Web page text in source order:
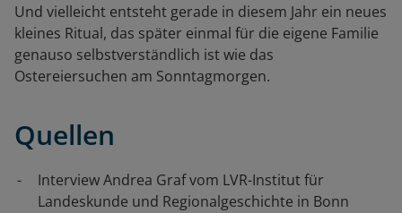
Und vielleicht entsteht gerade in diesem Jahr ein neues
kleines Ritual, das später einmal für die eigene Familie
genauso selbstverständlich ist wie das
Ostereiersuchen am Sonntagmorgen.
Quellen
Interview Andrea Graf vom LVR-Institut für
Landeskunde und Regionalgeschichte in Bonn